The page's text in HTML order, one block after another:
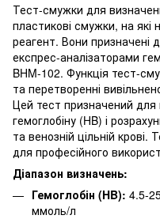
Тест-смужки для
пластикові смужки, на
реагент. Вони призначені
експрес-аналізаторами
BHM-102. Функція тест-
та перетворенні
Цей тест призначений для
гемоглобіну (HB) і
та венозній цільній
для професійного
Діапазон визначень:
Гемоглобін (HB): 4.5-
ммоль/л